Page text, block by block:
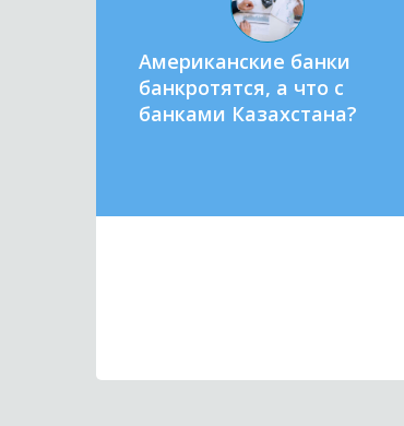
Американские банки
банкротятся, а что с
банками Казахстана?